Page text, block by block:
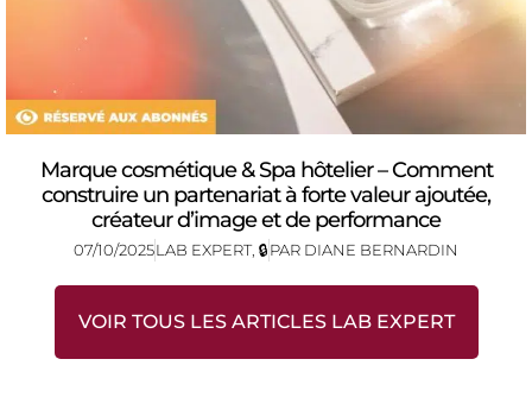
Marque cosmétique & Spa hôtelier – Comment
construire un partenariat à forte valeur ajoutée,
créateur d’image et de performance
07/10/2025LAB EXPERT, 🔒PAR DIANE BERNARDIN
VOIR TOUS LES ARTICLES LAB EXPERT